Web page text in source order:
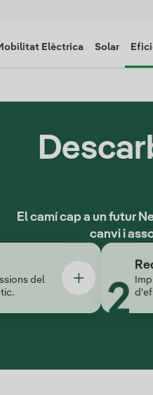
Elèctrica Solar
El camí cap a un futur
canvi i
del